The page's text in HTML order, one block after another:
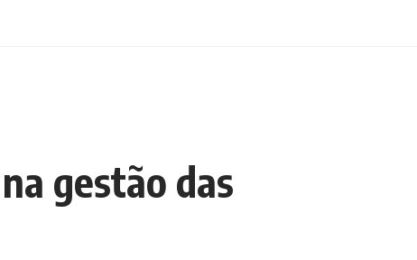
gestão das